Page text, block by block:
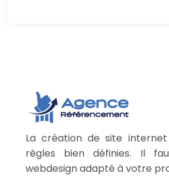
La création de site
règles bien définies. Il
webdesign adapté à votre